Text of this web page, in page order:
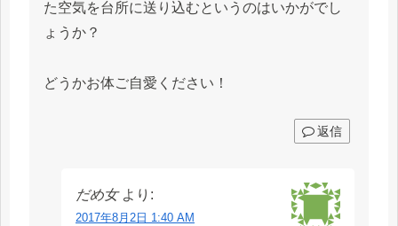
た空気を台所に送り込むというのはいかがでし
ょうか？
どうかお体ご自愛ください！
返信
だめ女 より:
2017年8月2日 1:40 AM